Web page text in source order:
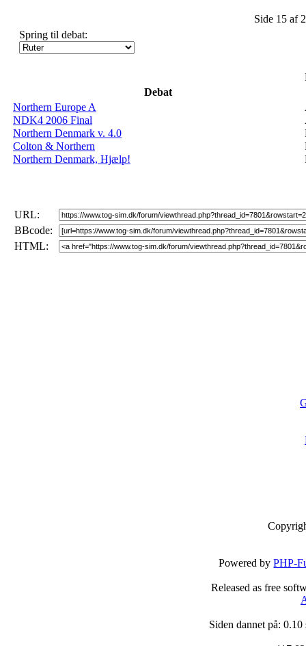
Side 15 af
Spring til debat:
Debat
Northern Europe A
NDK4 2006 Final
Northern Denmark v. 4.0
Colton & Northern
Northern Denmark, Hjælp!
URL:
BBcode:
HTML:
Powered byPHP-
Released as free
Siden dannet på: